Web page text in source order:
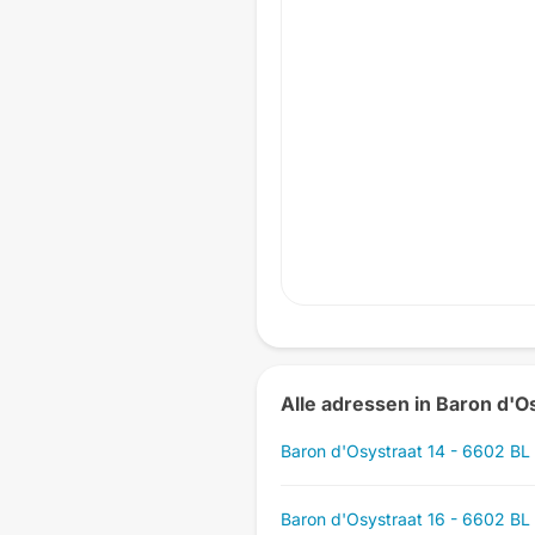
Alle adressen in Baron
Baron d'Osystraat 14 - 6602 BL
Baron d'Osystraat 16 - 6602 BL